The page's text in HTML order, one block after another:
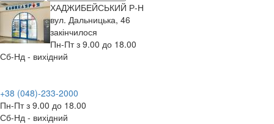
ХАДЖИБЕЙСЬКИЙ Р-Н
вул. Дальницька, 46
закінчилося
Пн-Пт з 9.00 до 18.00
Сб-Нд - вихідний
+38 (048)-233-2000
Пн-Пт з 9.00 до 18.00
Сб-Нд - вихідний